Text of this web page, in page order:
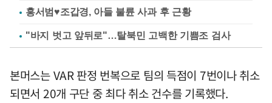
홍서범♥조갑경, 아들 불륜 사과 후 근황
"바지 벗고 앞뒤로"…탈북민 고백한 기쁨조 검사
본머스는 VAR 판정 번복으로 팀의 득점이 7번이나 취소
되면서 20개 구단 중 최다 취소 건수를 기록했다.